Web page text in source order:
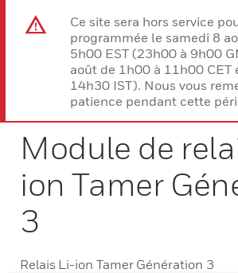
Ce site sera hors service
programmée le samedi 8
5h00 EST (23h00 à 9h00
août de 1h00 à 11h00 CET
14h30 IST). Nous vous
patience pendant cette
Module de
ion Tamer
3
Relais Li-ion Tamer Génération 3